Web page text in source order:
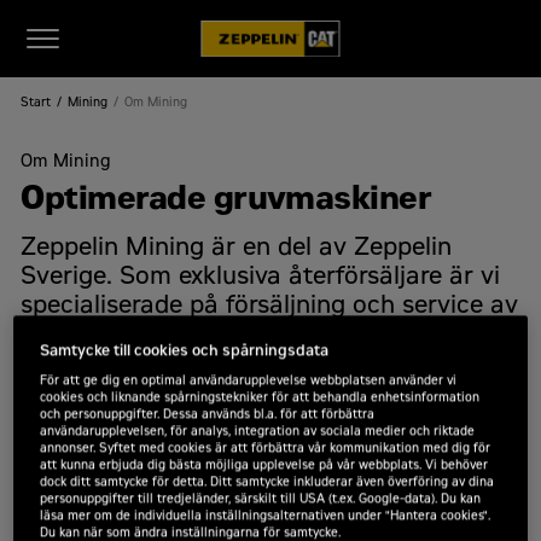
Start Mining Om Mining
Om Mining
Optimerade gruvmaskiner
Zeppelin Mining är en del av Zeppelin
Sverige. Som exklusiva återförsäljare är vi
specialiserade på försäljning och service av
engagemang sträcker sig dock bortom att
enbart erbjuda gruvmaskiner. Vi bygger
långvariga partnerskap och utgör en
stöttepelare under varje fas av din
gruvverksamhets utveckling.
Vi förstår betydelsen av en pålitlig samarbetspartner
Samtycke till cookies och spårningsdata
För att ge dig en optimal användarupplevelse webbplatsen använder vi
cookies och liknande spårningstekniker för att behandla enhetsinformation
och personuppgifter. Dessa används bl.a. för att förbättra
användarupplevelsen, för analys, integration av sociala medier och riktade
annonser. Syftet med cookies är att förbättra vår kommunikation med dig för
att kunna erbjuda dig bästa möjliga upplevelse på vår webbplats. Vi behöver
dock ditt samtycke för detta. Ditt samtycke inkluderar även överföring av dina
personuppgifter till tredjeländer, särskilt till USA (t.ex. Google-data). Du kan
läsa mer om de individuella inställningsalternativen under "Hantera cookies".
Du kan när som ändra inställningarna för samtycke.